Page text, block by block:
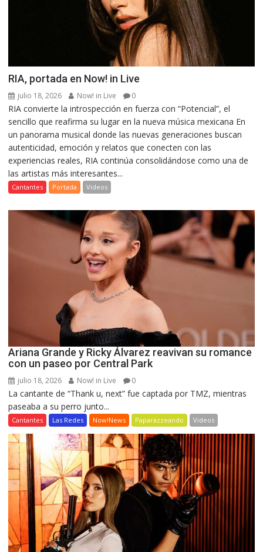
RIA, portada en Now! in Live
julio 18, 2026 Now! in Live 0
RIA convierte la introspección en fuerza con “Potencial”, el
sencillo que reafirma su lugar en la nueva música mexicana En
un panorama musical donde las nuevas generaciones buscan
autenticidad, emoción y relatos que conecten con las
experiencias reales, RIA continúa consolidándose como una de
las artistas más interesantes...
Cantantes Portada Videos
Ariana Grande y Ricky Álvarez reavivan su romance
con un paseo por Central Park
julio 18, 2026 Now! in Live 0
La cantante de “Thank u, next” fue captada por TMZ, mientras
paseaba a su perro junto...
Cantantes Las Redes Now!News Paparazzeando Videos